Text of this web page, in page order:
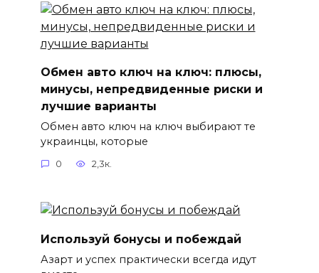
Обмен авто ключ на ключ: плюсы,
минусы, непредвиденные риски и
лучшие варианты
Обмен авто ключ на ключ выбирают те
украинцы, которые
0 2,3к.
Используй бонусы и побеждай
Азарт и успех практически всегда идут